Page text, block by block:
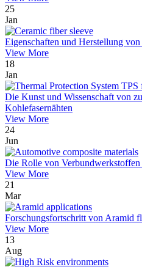
25
Jan
Eigenschaften und Herstellung
View More
18
Jan
Die Kunst und Wissenschaft von
Kohlefasernähten
View More
24
Jun
Die Rolle von
View More
21
Mar
Forschungsfortschritt von Aramid
View More
13
Aug